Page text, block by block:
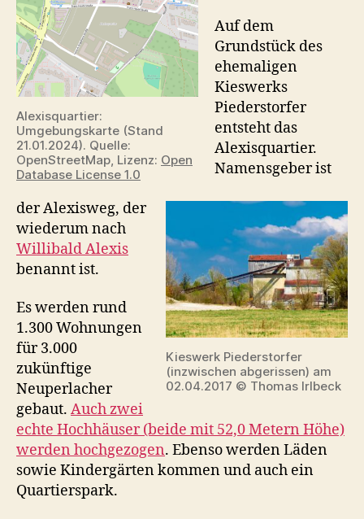
Alexisquartier:
Umgebungskarte (Stand
21.01.2024). Quelle:
OpenStreetMap, Lizenz: Open
Database License 1.0
Kieswerk Piederstorfer
(inzwischen abgerissen) am
02.04.2017 © Thomas Irlbeck
Auf dem
Grundstück des
ehemaligen
Kieswerks
Piederstorfer
entsteht das
Alexisquartier.
Namensgeber ist
der Alexisweg, der
wiederum nach
Willibald Alexis
benannt ist.
Es werden rund
1.300 Wohnungen
für 3.000
zukünftige
Neuperlacher
gebaut. Auch zwei
echte Hochhäuser (beide mit 52,0 Metern Höhe)
werden hochgezogen. Ebenso werden Läden
sowie Kindergärten kommen und auch ein
Quartierspark.